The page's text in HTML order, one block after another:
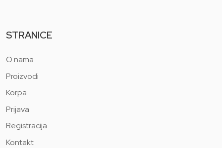
STRANICE
O nama
Proizvodi
Korpa
Prijava
Registracija
Kontakt